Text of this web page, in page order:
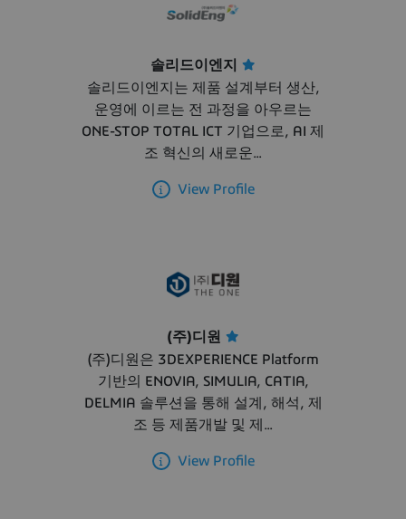
솔리드이엔지
솔리드이엔지는 제품 설계부터 생산,
운영에 이르는 전 과정을 아우르는
ONE-STOP TOTAL ICT 기업으로, AI 제
조 혁신의 새로운...
View Profile
(주)디원
(주)디원은 3DEXPERIENCE Platform
기반의 ENOVIA, SIMULIA, CATIA,
DELMIA 솔루션을 통해 설계, 해석, 제
조 등 제품개발 및 제...
View Profile